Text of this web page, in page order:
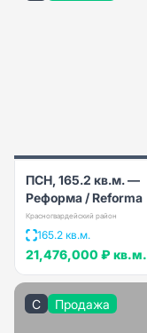
ПСН, 165.2 кв.м. —
Реформа / Reforma
Красногвардейский район
165.2 кв.м.
21,476,000 ₽ кв.м.
C Продажа